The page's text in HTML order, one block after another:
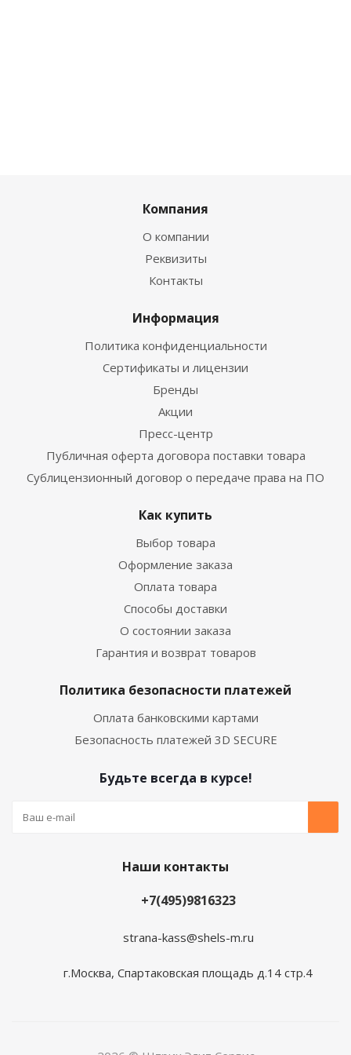
Компания
О компании
Реквизиты
Контакты
Информация
Политика конфиденциальности
Сертификаты и лицензии
Бренды
Акции
Пресс-центр
Публичная оферта договора поставки товара
Сублицензионный договор о передаче права на ПО
Как купить
Выбор товара
Оформление заказа
Оплата товара
Способы доставки
О состоянии заказа
Гарантия и возврат товаров
Политика безопасности платежей
Оплата банковскими картами
Безопасность платежей 3D SECURE
Будьте всегда в курсе!
Наши контакты
+7(495)9816323
strana-kass@shels-m.ru
г.Москва, Спартаковская площадь д.14 стр.4